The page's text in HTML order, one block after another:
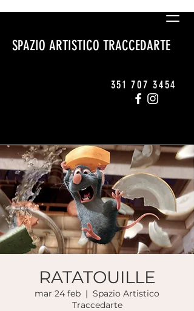
SPAZIO ARTISTICO TRACCEDARTE
351 707 3454
RATATOUILLE
mar 24 feb
  |
Spazio Artistico
Traccedarte